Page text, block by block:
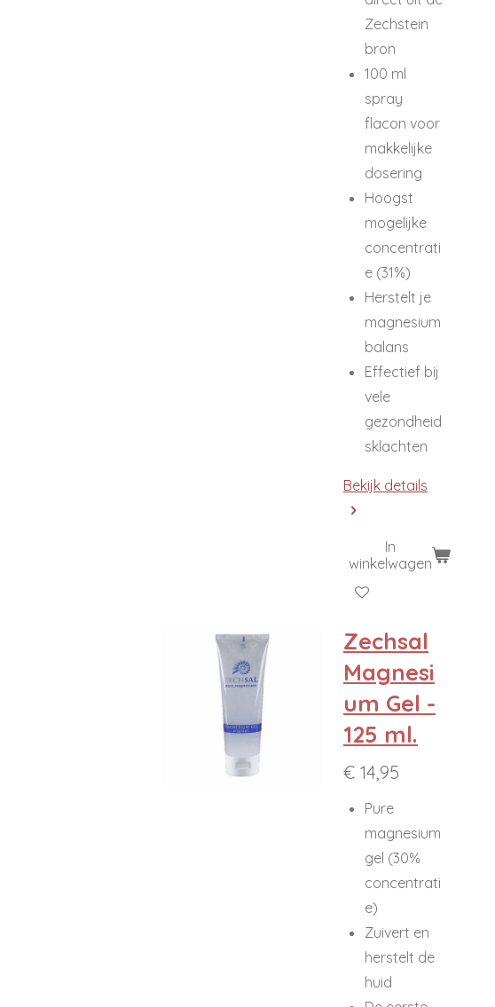
Zechstein
bron
100 ml
spray
flacon voor
makkelijke
dosering
Hoogst
mogelijke
concentrati
e (31%)
Herstelt je
magnesium
balans
Effectief bij
vele
gezondheid
sklachten
Bekijk details
In
winkelwagen
Zechsal
Magnesi
um Gel -
125 ml.
€ 14,95
Pure
magnesium
gel (30%
concentrati
e)
Zuivert en
herstelt de
huid